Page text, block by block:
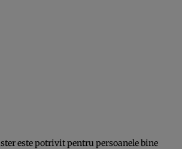
este potrivit pentru persoanele bine